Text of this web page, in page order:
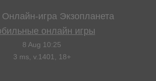
Онлайн-игра Экзопланета
онлайн игры
8 Aug 10:25
3 ms, v. 1401 , 18+